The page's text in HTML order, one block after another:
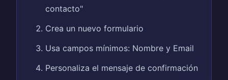
contacto"
Crea un nuevo formulario
Usa campos mínimos: Nombre y Email
Personaliza el mensaje de confirmación